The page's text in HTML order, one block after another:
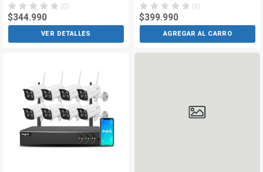
(0)
$344.990
VER DETALLES
(0)
$399.990
AGREGAR AL CARRO